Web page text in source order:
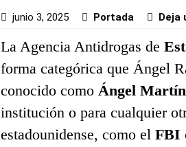
junio 3, 2025 Portada Deja
La Agencia Antidrogas de
forma categórica que Ángel
conocido como Ángel
institución o para cualquier
estadounidense, como el FBI